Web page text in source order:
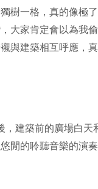
樹一格，真的像極
大家肯定會以為我
與建築相互呼應，
，建築前的廣場白天
閒的聆聽音樂的演